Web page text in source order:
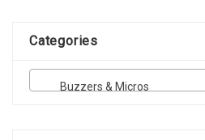
Categories
Buzzers & Micros